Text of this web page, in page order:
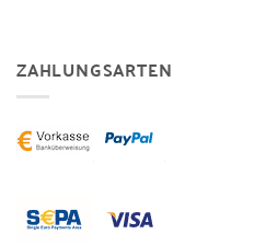
ZAHLUNGSARTEN